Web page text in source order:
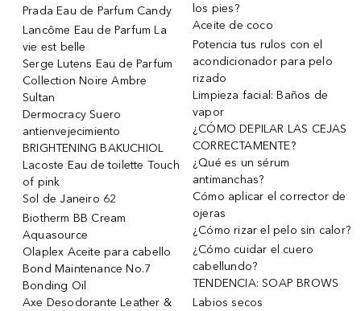
Prada Eau de Parfum Candy
Lancôme Eau de Parfum La
vie est belle
Serge Lutens Eau de Parfum
Collection Noire Ambre
Sultan
Dermocracy Suero
antienvejecimiento
BRIGHTENING BAKUCHIOL
Lacoste Eau de toilette Touch
of pink
Sol de Janeiro 62
Biotherm BB Cream
Aquasource
Olaplex Aceite para cabello
Bond Maintenance No.7
Bonding Oil
Axe Desodorante Leather &
los pies?
Aceite de coco
Potencia tus rulos con el
acondicionador para pelo
rizado
Limpieza facial: Baños de
vapor
¿CÓMO DEPILAR LAS CEJAS
CORRECTAMENTE?
¿Qué es un sérum
antimanchas?
Cómo aplicar el corrector de
ojeras
¿Cómo rizar el pelo sin calor?
¿Cómo cuidar el cuero
cabellundo?
TENDENCIA: SOAP BROWS
Labios secos